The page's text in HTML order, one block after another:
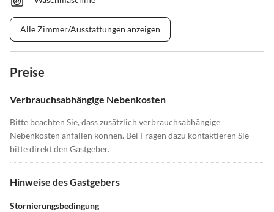
Alle Zimmer/Ausstattungen anzeigen
Preise
Verbrauchsabhängige Nebenkosten
Bitte beachten Sie, dass zusätzlich verbrauchsabhängige
Nebenkosten anfallen können. Bei Fragen dazu kontaktieren Sie
bitte direkt den Gastgeber.
Hinweise des Gastgebers
Stornierungsbedingung